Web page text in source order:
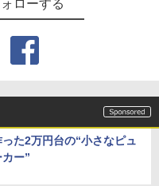
ローする
た2万円台の“小さなピュ
ー”